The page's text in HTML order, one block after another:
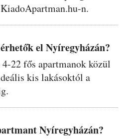
n.
el Nyíregyházán?
22 fős apartmanok közül
kis lakásoktól a
Nyíregyházán?